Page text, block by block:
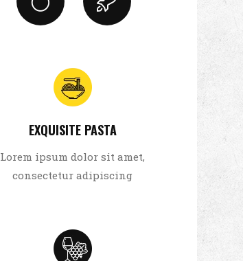
EXQUISITE PASTA
Lorem ipsum dolor sit amet,
consectetur adipiscing